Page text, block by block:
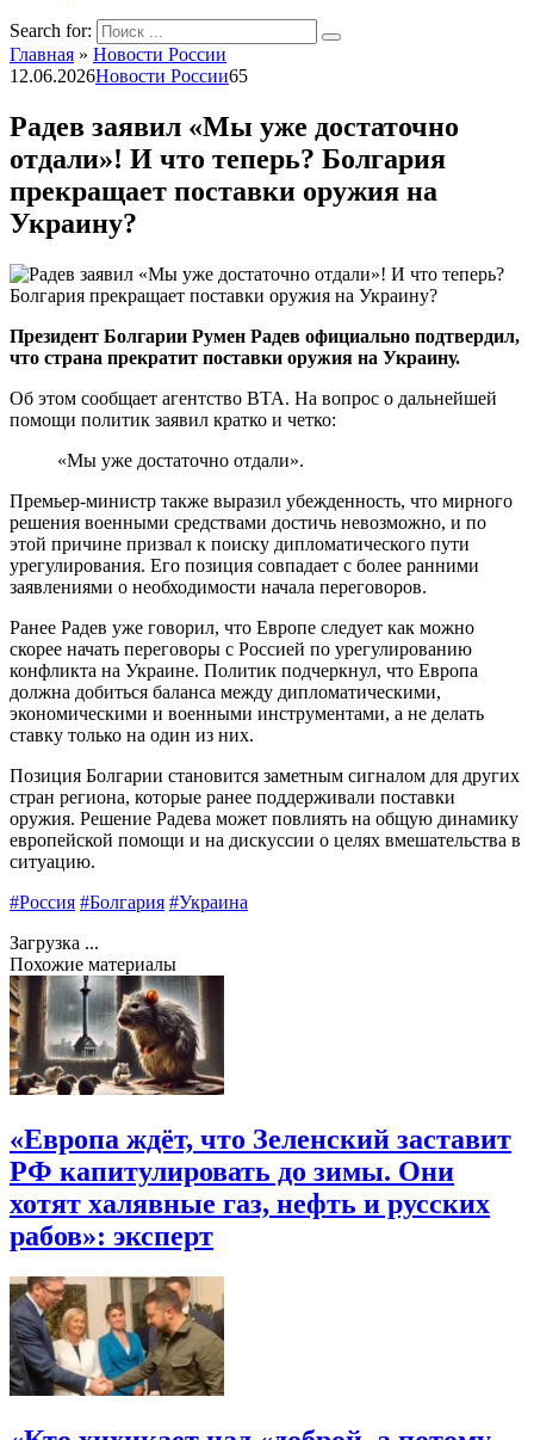
Search for:
Главная » Новости России
12.06.2026Новости России65
Радев заявил «Мы уже достаточно
отдали»! И что теперь? Болгария
прекращает поставки оружия на
Украину?
Президент Болгарии Румен Радев официально подтвердил,
что страна прекратит поставки оружия на Украину.
Об этом сообщает агентство BTA. На вопрос о дальнейшей
помощи политик заявил кратко и четко:
«Мы уже достаточно отдали».
Премьер-министр также выразил убежденность, что мирного
решения военными средствами достичь невозможно, и по
этой причине призвал к поиску дипломатического пути
урегулирования. Его позиция совпадает с более ранними
заявлениями о необходимости начала переговоров.
Ранее Радев уже говорил, что Европе следует как можно
скорее начать переговоры с Россией по урегулированию
конфликта на Украине. Политик подчеркнул, что Европа
должна добиться баланса между дипломатическими,
экономическими и военными инструментами, а не делать
ставку только на один из них.
Позиция Болгарии становится заметным сигналом для других
стран региона, которые ранее поддерживали поставки
оружия. Решение Радева может повлиять на общую динамику
европейской помощи и на дискуссии о целях вмешательства в
ситуацию.
#Россия #Болгария #Украина
Загрузка ...
Похожие материалы
«Европа ждёт, что Зеленский заставит
РФ капитулировать до зимы. Они
хотят халявные газ, нефть и русских
рабов»: эксперт